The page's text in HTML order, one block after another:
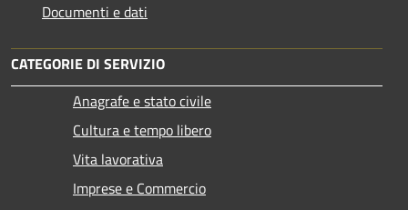
Documenti e dati
CATEGORIE DI SERVIZIO
Anagrafe e stato civile
Cultura e tempo libero
Vita lavorativa
Imprese e Commercio